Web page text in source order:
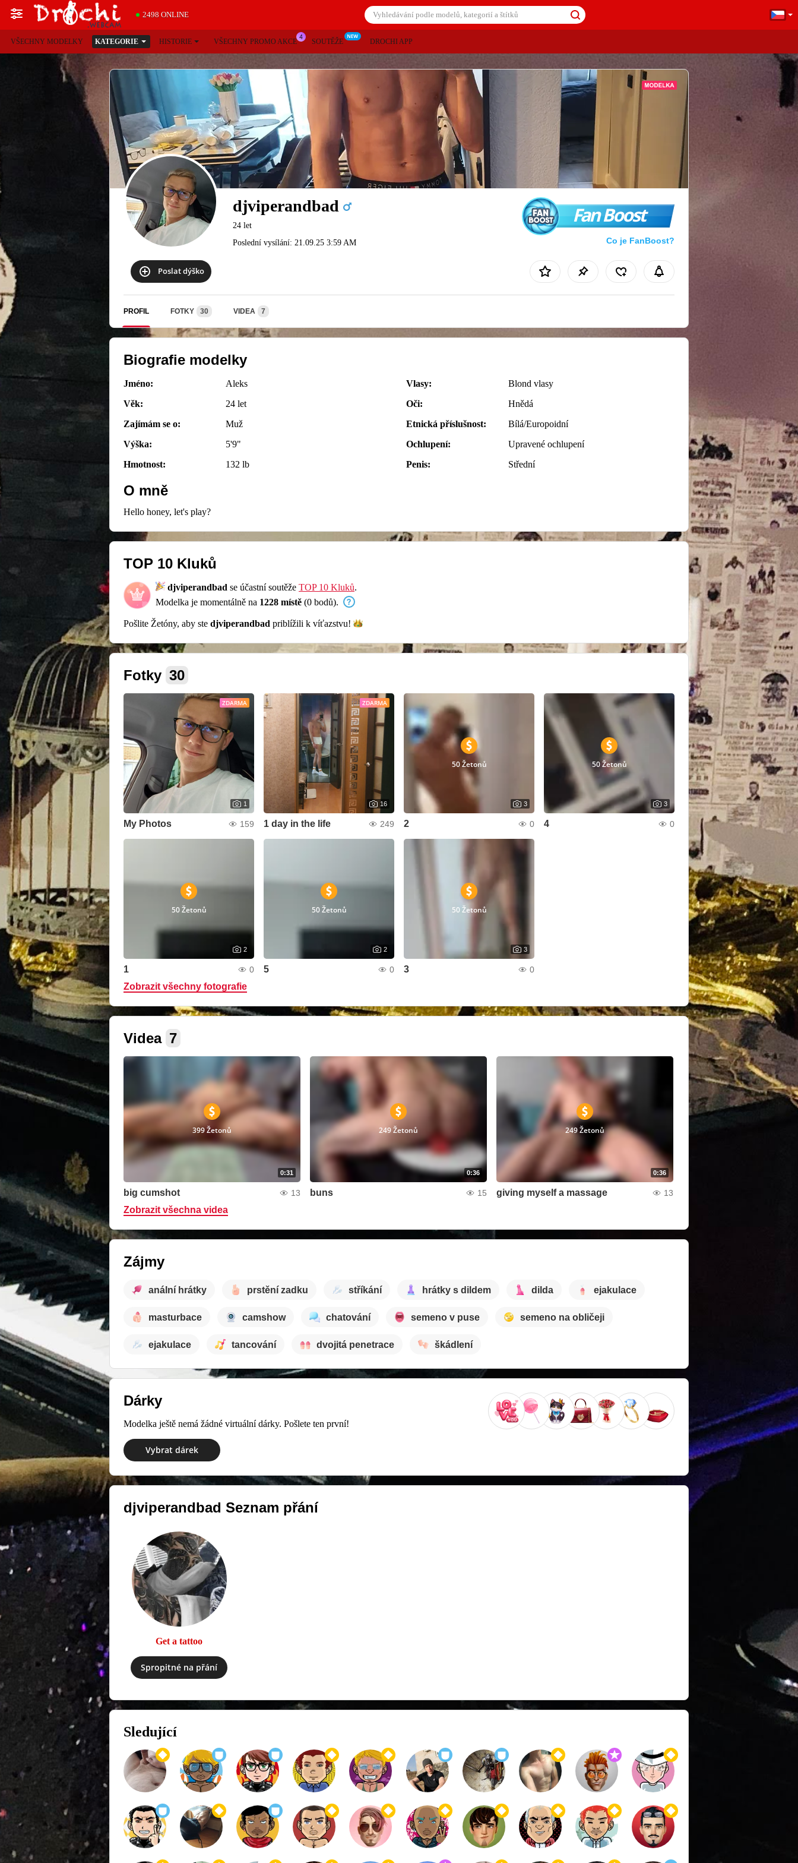
2498 ONLINE
VŠECHNY MODELKY KATEGORIE HISTORIE VŠECHNY PROMO AKCE SOUTĚŽE DROCHI APP
djviperandbad
24 let
Poslední vysílání: 21.09.25 3:59 AM
Fan Boost
Co je FanBoost?
Poslat dýško
PROFIL FOTKY 30 VIDEA 7
Biografie modelky
Jméno:
Aleks
Věk:
24 let
Zajímám se o:
Muž
Výška:
5'9"
Hmotnost:
132 lb
Vlasy:
Blond vlasy
Oči:
Hnědá
Etnická příslušnost:
Bílá/Europoidní
Ochlupení:
Upravené ochlupení
Penis:
Střední
O mně
Hello honey, let's play?
TOP 10 Kluků
djviperandbad se účastní soutěže TOP 10 Kluků.
Modelka je momentálně na 1228 místě (0 bodů).
Pošlite Žetóny, aby ste djviperandbad priblížili k víťazstvu!
Fotky 30
ZDARMA
1
My Photos 159
ZDARMA
16
1 day in the life 249
50 Žetonů
3
2 0
50 Žetonů
3
4 0
50 Žetonů
2
1 0
50 Žetonů
2
5 0
50 Žetonů
3
3 0
Zobrazit všechny fotografie
Videa 7
0:31
399 Žetonů
big cumshot 13
0:36
249 Žetonů
buns 15
0:36
249 Žetonů
giving myself a massage 13
Zobrazit všechna videa
Zájmy
anální hrátky prstění zadku stříkání hrátky s dildem dilda ejakulace
masturbace camshow chatování semeno v puse semeno na obličeji
ejakulace tancování dvojitá penetrace škádlení
Dárky
Modelka ještě nemá žádné virtuální dárky. Pošlete ten první!
Vybrat dárek
djviperandbad Seznam přání
Get a tattoo
Spropitné na přání
Sledující